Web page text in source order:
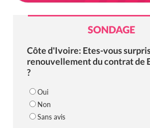
SONDAGE
Côte d'Ivoire: Etes-vous
renouvellement du contrat de
?
Oui
Non
Sans avis